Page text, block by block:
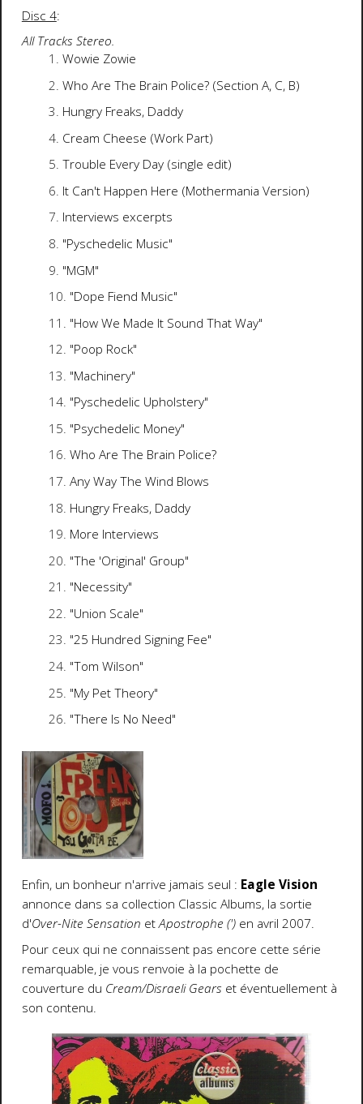
Disc 4:
All Tracks Stereo.
Wowie Zowie
Who Are The Brain Police? (Section A, C, B)
Hungry Freaks, Daddy
Cream Cheese (Work Part)
Trouble Every Day (single edit)
It Can't Happen Here (Mothermania Version)
Interviews excerpts
"Pyschedelic Music"
"MGM"
"Dope Fiend Music"
"How We Made It Sound That Way"
"Poop Rock"
"Machinery"
"Pyschedelic Upholstery"
"Psychedelic Money"
Who Are The Brain Police?
Any Way The Wind Blows
Hungry Freaks, Daddy
More Interviews
"The 'Original' Group"
"Necessity"
"Union Scale"
"25 Hundred Signing Fee"
"Tom Wilson"
"My Pet Theory"
"There Is No Need"
Enfin, un bonheur n'arrive jamais seul : Eagle Vision
annonce dans sa collection Classic Albums, la sortie
d'Over-Nite Sensation etApostrophe (') en avril 2007.
Pour ceux qui ne connaissent pas encore cette série
remarquable, je vous renvoie à la pochette de
couverture du Cream/Disraeli Gears et éventuellement à
son contenu.